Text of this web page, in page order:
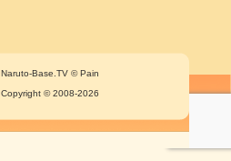
Naruto-Base.TV © Pain
Copyright © 2008-2026